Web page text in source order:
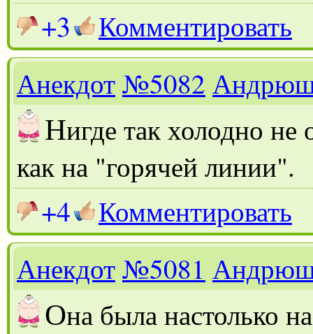
+3
Комментировать
Анекдот№5082
Нигде так холодно
как на "горячей линии".
+4
Комментировать
Анекдот№5081
Она была настолько